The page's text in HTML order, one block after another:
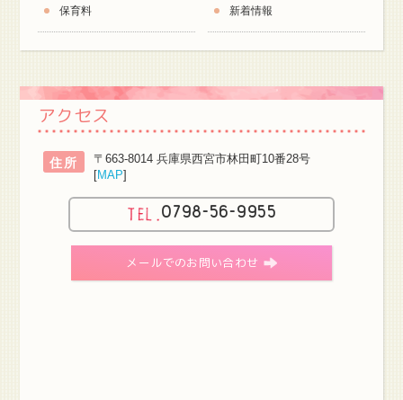
保育料 新着情報
アクセス
住所
〒663-8014 兵庫県西宮市林田町10番28号
[MAP]
0798-56-9955
メールでのお問い合わせ